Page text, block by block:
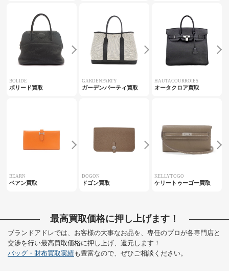
BOLIDE
ボリード買取
GARDENPARTY
ガーデンパーティ買取
HAUTACOURROIES
オータクロア買取
BEARN
ベアン買取
DOGON
ドゴン買取
KELLYTOGO
ケリートゥーゴー買取
最高買取価格に押し上げます！
ブランドアドレでは、お客様の大事なお品を、専任のプロが各専門店と
交渉を行い最高買取価格に押し上げ、還元します！
バッグ・財布買取実績も豊富なので、ぜひご相談ください。